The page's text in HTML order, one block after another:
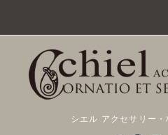
シエル アクセサリー